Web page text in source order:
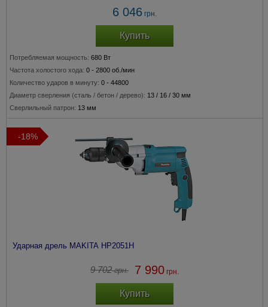
6 046 грн.
Купить
Потребляемая мощность: 680 Вт
Частота холостого хода: 0 - 2800 об./мин
Количество ударов в минуту: 0 - 44800
Диаметр сверления (сталь / бетон / дерево): 13 / 16 / 30 мм
Сверлильный патрон: 13 мм
-18%
Ударная дрель MAKITA HP2051H
9 702грн. 7 990 грн.
Купить